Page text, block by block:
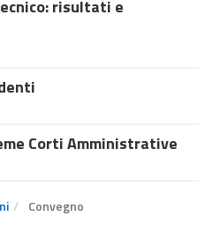
risultati e
Corti Amministrative
Convegno